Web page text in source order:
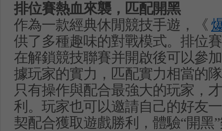
排位賽熱血來襲，匹配開黑
作為一款經典休閒競技手遊，《
供了多種趣味的對戰模式。排位
在解鎖競技聯賽并開啟後可以參
據玩家的實力，匹配實力相當的
只有操作與配合最強大的玩家，
利。玩家也可以邀請自己的好友
契配合獲取遊戲勝利，體驗“開黑”